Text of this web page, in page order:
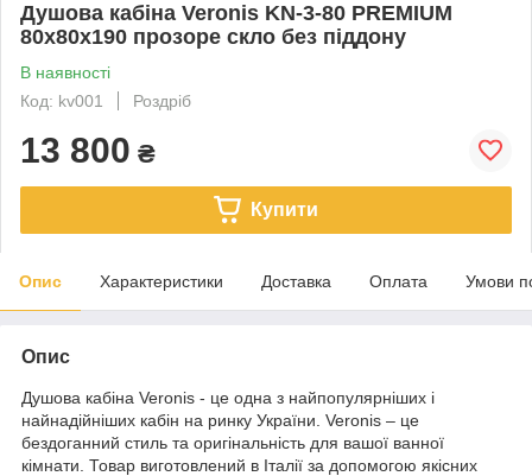
Душова кабіна Veronis KN-3-80 PREMIUM
80х80х190 прозоре скло без піддону
В наявності
Код: kv001
Роздріб
13 800 ₴
Купити
Опис Характеристики Доставка Оплата Умови
Опис
Душова кабіна Veronis - це одна з найпопулярніших і
найнадійніших кабін на ринку України. Veronis – це
бездоганний стиль та оригінальність для вашої ванної
кімнати. Товар виготовлений в Італії за допомогою якісних